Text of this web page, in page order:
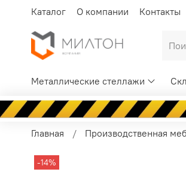
Каталог О компании Контакты
Металлические стеллажи
Главная Производственная
-14%